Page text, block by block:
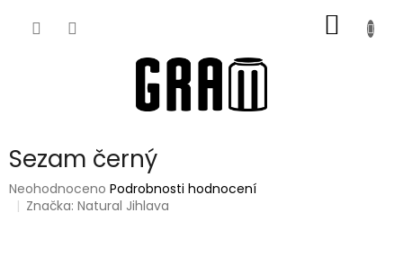
KOŠÍK
Sezam černý
Průměrné
hodnocení
Neohodnoceno Podrobnosti hodnocení
Značka:Natural Jihlava